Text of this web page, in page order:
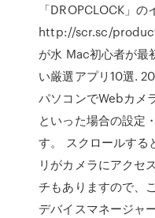
「DROPCLOCK」
http://scr.sc/
が水 Mac初心者が最
い厳選アプリ10選.
パソコンでWebカメ
といった場合の設定
す。 スクロールする
リがカメラにアクセ
チもありますので、
デバイスマネージャ